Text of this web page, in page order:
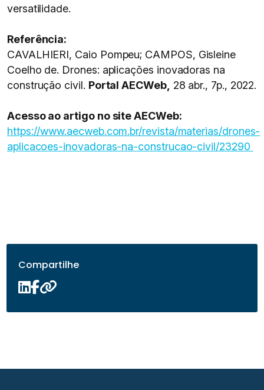
versatilidade.
Referência:
CAVALHIERI, Caio Pompeu; CAMPOS, Gisleine
Coelho de. Drones: aplicações inovadoras na
construção civil. Portal AECWeb, 28 abr., 7p., 2022.
Acesso ao artigo no site AECWeb:
https://www.aecweb.com.br/revista/materias/drones-
aplicacoes-inovadoras-na-construcao-civil/23290
Compartilhe